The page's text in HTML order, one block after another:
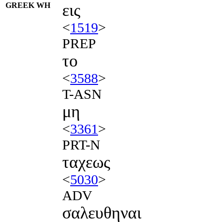
GREEK WH εις
<1519>
PREP
το
<3588>
T-ASN
μη
<3361>
PRT-N
ταχεως
<5030>
ADV
σαλευθηναι